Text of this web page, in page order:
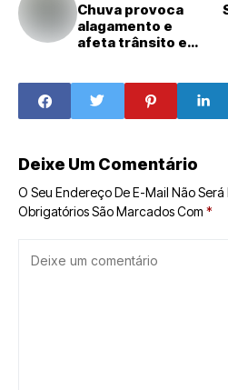
Chuva provoca
alagamento e
afeta trânsito em
Deixe Um Comentário
O Seu Endereço De E-Mail Não
Obrigatórios São Marcados Com *